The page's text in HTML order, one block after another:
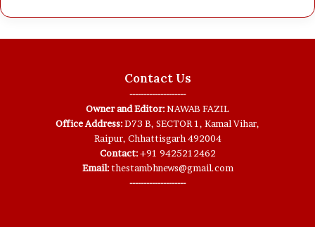
Contact Us
--------------------
Owner and Editor:NAWAB FAZIL
Office Address:D73 B, SECTOR 1, Kamal Vihar,
Raipur, Chhattisgarh 492004
Contact:+91 9425212462
Email:thestambhnews@gmail.com
--------------------